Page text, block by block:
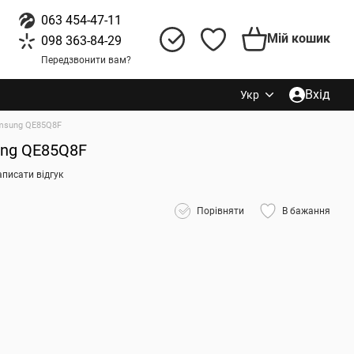
063 454-47-11
098 363-84-29
Передзвонити вам?
Мій кошик
Укр Вхід
QE85Q8F
QE85Q8F
відгук
Порівняти В бажання